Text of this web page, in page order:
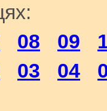
08 09
03 04